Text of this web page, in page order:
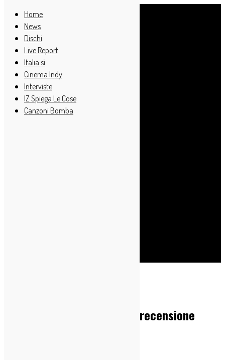
Big Thief – Double Infinity: recensione
Home
News
Dischi
Live Report
Italia sì
Cinema Indy
Interviste
IZ Spiega Le Cose
Canzoni Bomba